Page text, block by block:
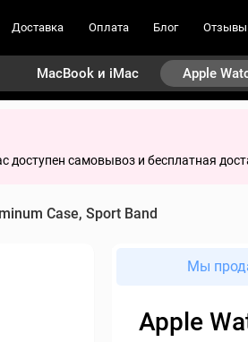
Доставка Оплата Блог Отзывы
MacBook и iMac Apple
самовывоз и бесплатная
Case, Sport Band
Мы
Apple